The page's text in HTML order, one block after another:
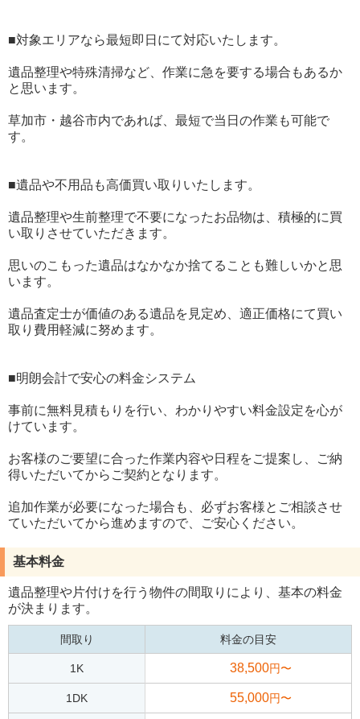
■対象エリアなら最短即日にて対応いたします。
遺品整理や特殊清掃など、作業に急を要する場合もあるか
と思います。
草加市・越谷市内であれば、最短で当日の作業も可能で
す。
■遺品や不用品も高価買い取りいたします。
遺品整理や生前整理で不要になったお品物は、積極的に買
い取りさせていただきます。
思いのこもった遺品はなかなか捨てることも難しいかと思
います。
遺品査定士が価値のある遺品を見定め、適正価格にて買い
取り費用軽減に努めます。
■明朗会計で安心の料金システム
事前に無料見積もりを行い、わかりやすい料金設定を心が
けています。
お客様のご要望に合った作業内容や日程をご提案し、ご納
得いただいてからご契約となります。
追加作業が必要になった場合も、必ずお客様とご相談させ
ていただいてから進めますので、ご安心ください。
基本料金
遺品整理や片付けを行う物件の間取りにより、基本の料金
が決まります。
間取り 料金の目安
1K 38,500円〜
1DK 55,000円〜